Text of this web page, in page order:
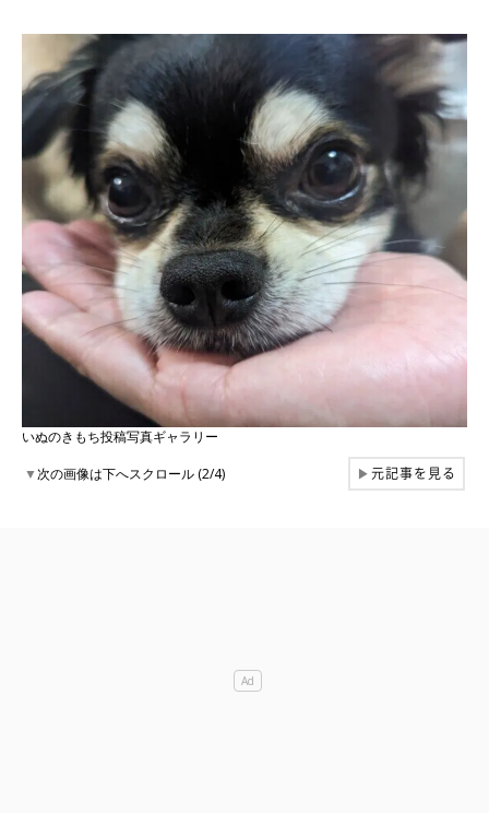
いぬのきもち投稿写真ギャラリー
▼次の画像は下へスクロール (2/4) ▶元記事を見る